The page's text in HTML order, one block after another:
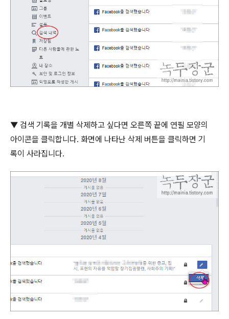
▼ 검색 기록을 개별 삭제하고 싶다면 오른쪽 끝에 연필 모양의
아이콘을 클릭합니다. 화면에 나타난 삭제 버튼을 클릭하면 기
록이 사라집니다.